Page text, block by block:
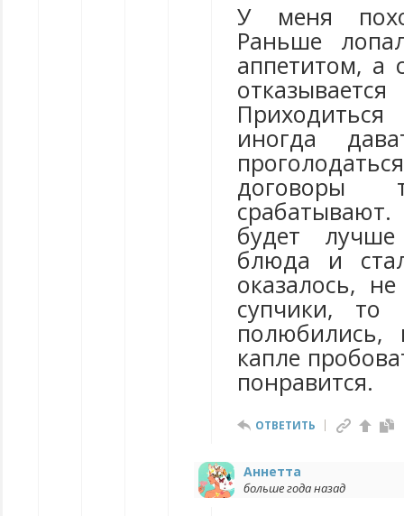
У меня
Раньше
аппетитом, а
иногда
договоры
будет
блюда и
оказалось,
супчики, то
полюбились,
капле
понравится.
ОТВЕТИТЬ
Аннетта
больше года назад